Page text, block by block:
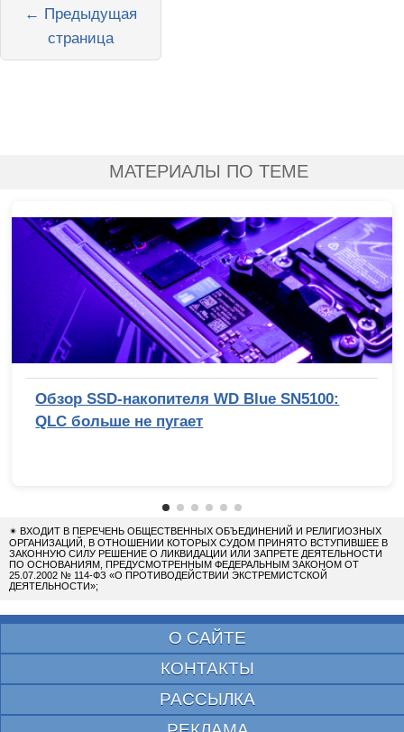
← Предыдущая
страница
МАТЕРИАЛЫ ПО ТЕМЕ
Обзор SSD-накопителя WD Blue SN5100:
QLC больше не пугает
✴ ВХОДИТ В ПЕРЕЧЕНЬ ОБЩЕСТВЕННЫХ ОБЪЕДИНЕНИЙ И РЕЛИГИОЗНЫХ
ОРГАНИЗАЦИЙ, В ОТНОШЕНИИ КОТОРЫХ СУДОМ ПРИНЯТО ВСТУПИВШЕЕ В
ЗАКОННУЮ СИЛУ РЕШЕНИЕ О ЛИКВИДАЦИИ ИЛИ ЗАПРЕТЕ ДЕЯТЕЛЬНОСТИ
ПО ОСНОВАНИЯМ, ПРЕДУСМОТРЕННЫМ ФЕДЕРАЛЬНЫМ ЗАКОНОМ ОТ
25.07.2002 № 114-ФЗ «О ПРОТИВОДЕЙСТВИИ ЭКСТРЕМИСТСКОЙ
ДЕЯТЕЛЬНОСТИ»;
О САЙТЕ
КОНТАКТЫ
РАССЫЛКА